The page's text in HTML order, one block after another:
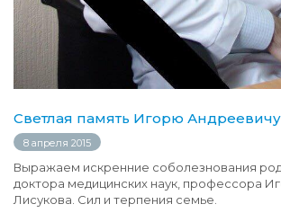
Светлая память Игорю
8 апреля 2015
Выражаем искренние соболезнования
доктора медицинских наук, профессора
Лисукова. Сил и терпения семье.